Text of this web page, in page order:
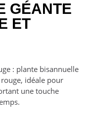
GÉANTE
ET
: plante bisannuelle
idéale pour
une touche